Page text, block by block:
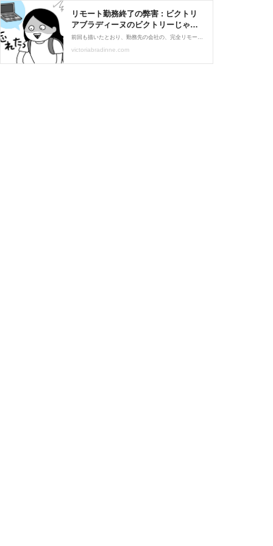
リモート勤務終了の弊害 : ビクトリ
アブラディーヌのビクトリーじゃな
い日々
前回も描いたとおり、勤務先の会社の、完全リモート体制が終わってしまいました。（前回の話はこちら） そして、さっそく弊害が生じてしまった。。中途半端な在宅は、私のような馬鹿には向いていないかもしれない。。これまでのリモートワーク話も併せてどうぞ。 <単行本>「
victoriabradinne.com